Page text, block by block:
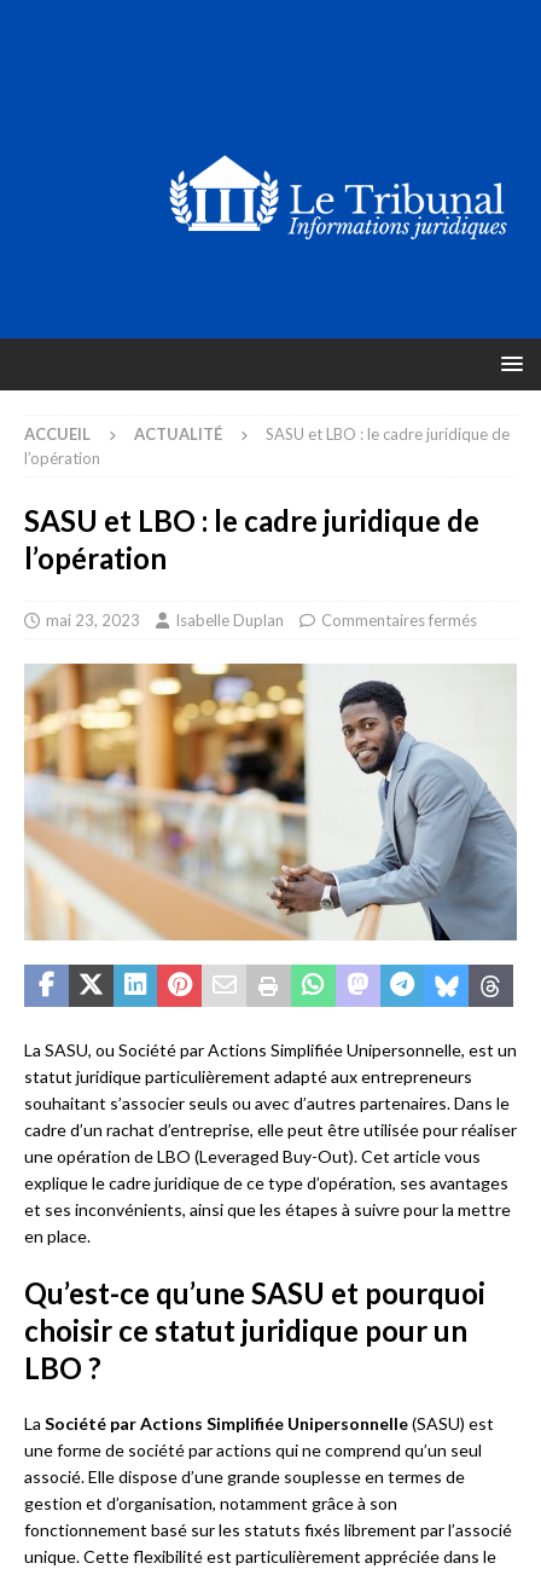
ACCUEIL ACTUALITÉ
SASU et LBO : le cadre juridique de
l’opération
SASU et LBO : le cadre juridique de
l’opération
mai 23, 2023 Isabelle Duplan Commentaires fermés
La SASU, ou Société par Actions Simplifiée Unipersonnelle, est un
statut juridique particulièrement adapté aux entrepreneurs
souhaitant s’associer seuls ou avec d’autres partenaires. Dans le
cadre d’un rachat d’entreprise, elle peut être utilisée pour réaliser
une opération de LBO (Leveraged Buy-Out). Cet article vous
explique le cadre juridique de ce type d’opération, ses avantages
et ses inconvénients, ainsi que les étapes à suivre pour la mettre
en place.
Qu’est-ce qu’une SASU et pourquoi
choisir ce statut juridique pour un
LBO ?
La Société par Actions Simplifiée Unipersonnelle(SASU) est
une forme de société par actions qui ne comprend qu’un seul
associé. Elle dispose d’une grande souplesse en termes de
gestion et d’organisation, notamment grâce à son
fonctionnement basé sur les statuts fixés librement par l’associé
unique. Cette flexibilité est particulièrement appréciée dans le